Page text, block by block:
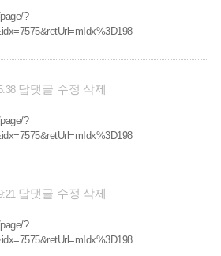
?
답댓글 수정 삭제
?
답댓글 수정 삭제
?